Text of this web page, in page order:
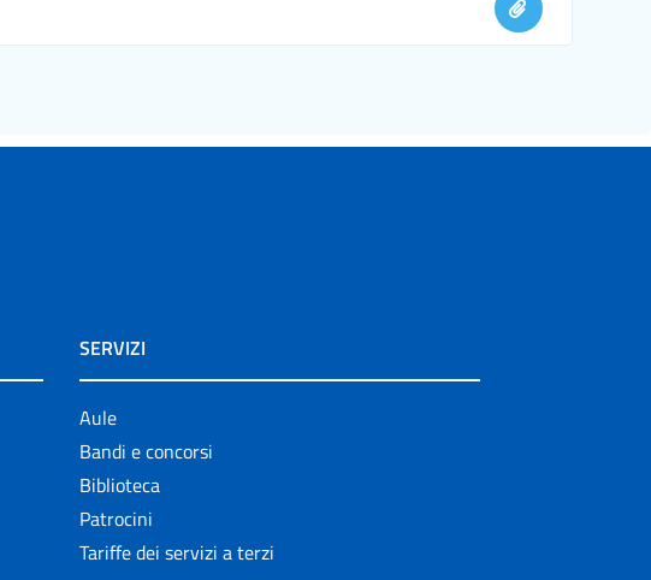
SERVIZI
Aule
Bandi e concorsi
Biblioteca
Patrocini
Tariffe dei servizi a terzi